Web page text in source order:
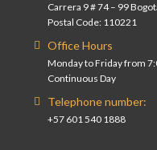
Carrera 9 # 74 – 99
Postal Code: 110221
Office Hours
Monday to Friday from
Continuous Day
Telephone number:
+57 601 540 1888